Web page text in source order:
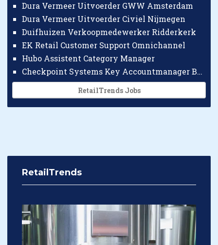
Dura Vermeer Uitvoerder GWW Amsterdam
Dura Vermeer Uitvoerder Civiel Nijmegen
Duifhuizen Verkoopmedewerker Ridderkerk
EK Retail Customer Support Omnichannel
Hubo Assistent Category Manager
Checkpoint Systems Key Accountmanager Benelux
RetailTrends Jobs
RetailTrends